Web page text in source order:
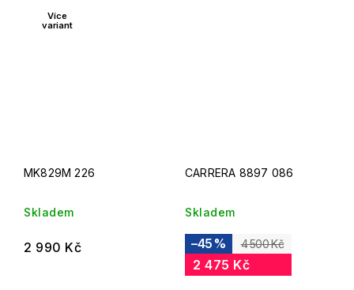
Více
variant
MK829M 226
Skladem
2 990 Kč
CARRERA 8897 086
Skladem
4 500 Kč
–45 %
2 475 Kč